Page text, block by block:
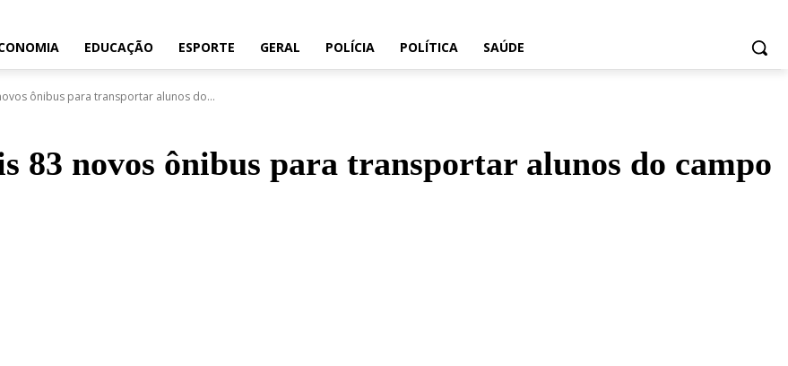
EDUCAÇÃO ESPORTE GERAL POLÍCIA POLÍTICA SAÚDE
ônibus para transportar alunos do...
83 novos ônibus para transportar alunos do campo